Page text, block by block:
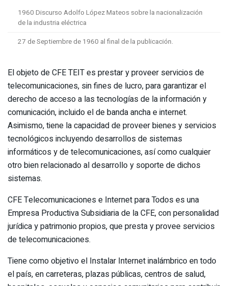
1960 Discurso Adolfo López Mateos sobre la nacionalización
de la industria eléctrica
27 de Septiembre de 1960 al final de la publicación.
El objeto de CFE TEIT es prestar y proveer servicios de
telecomunicaciones, sin fines de lucro, para garantizar el
derecho de acceso a las tecnologías de la información y
comunicación, incluido el de banda ancha e internet.
Asimismo, tiene la capacidad de proveer bienes y servicios
tecnológicos incluyendo desarrollos de sistemas
informáticos y de telecomunicaciones, así como cualquier
otro bien relacionado al desarrollo y soporte de dichos
sistemas.
CFE Telecomunicaciones e Internet para Todos es una
Empresa Productiva Subsidiaria de la CFE, con personalidad
jurídica y patrimonio propios, que presta y provee servicios
de telecomunicaciones.
Tiene como objetivo el Instalar Internet inalámbrico en todo
el país, en carreteras, plazas públicas, centros de salud,